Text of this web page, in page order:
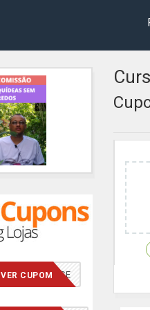
VCMERECE
VER CUPOM